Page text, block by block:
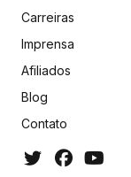
Carreiras
Imprensa
Afiliados
Blog
Contato